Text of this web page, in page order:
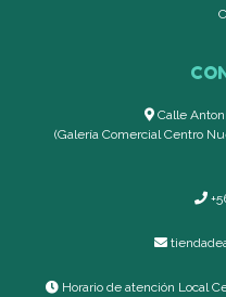
Calle
(Galería Comercial Centro
Horario de atención Local